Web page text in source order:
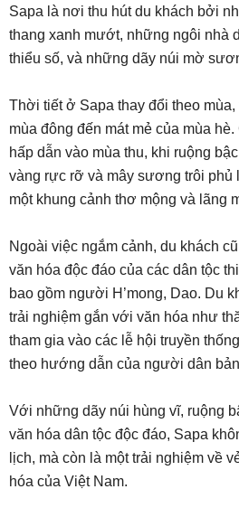
Sapa là nơi thu hút du khách bởi
thang xanh mướt, những ngôi nhà
thiểu số, và những dãy núi mờ
Thời tiết ở Sapa thay đổi theo
mùa đông đến mát mẻ của mùa
hấp dẫn vào mùa thu, khi ruộng
vàng rực rỡ và mây sương trôi phủ
một khung cảnh thơ mộng và lãng
Ngoài việc ngắm cảnh, du khách
văn hóa độc đáo của các dân tộc
bao gồm người H’mong, Dao. Du
trải nghiệm gắn với văn hóa như
tham gia vào các lễ hội truyền
theo hướng dẫn của người dân
Với những dãy núi hùng vĩ, ruộng
văn hóa dân tộc độc đáo, Sapa
lịch, mà còn là một trải nghiệm về
hóa của Việt Nam.